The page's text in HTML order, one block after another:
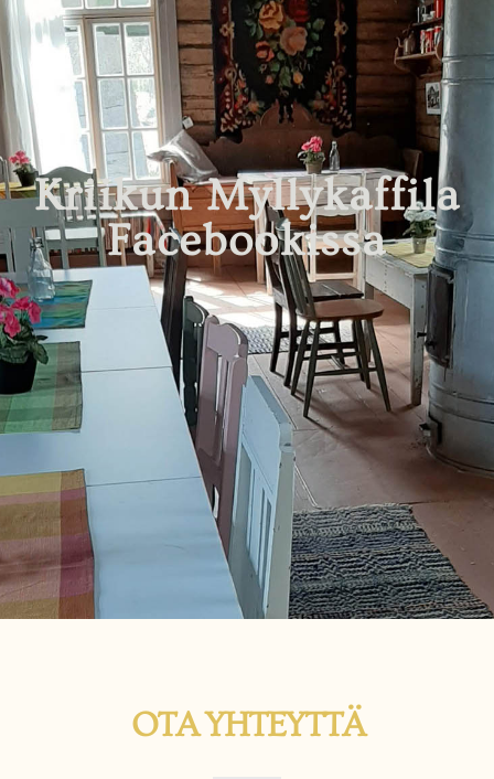
Kriikun Myllykaffila
Facebookissa
OTA YHTEYTTÄ